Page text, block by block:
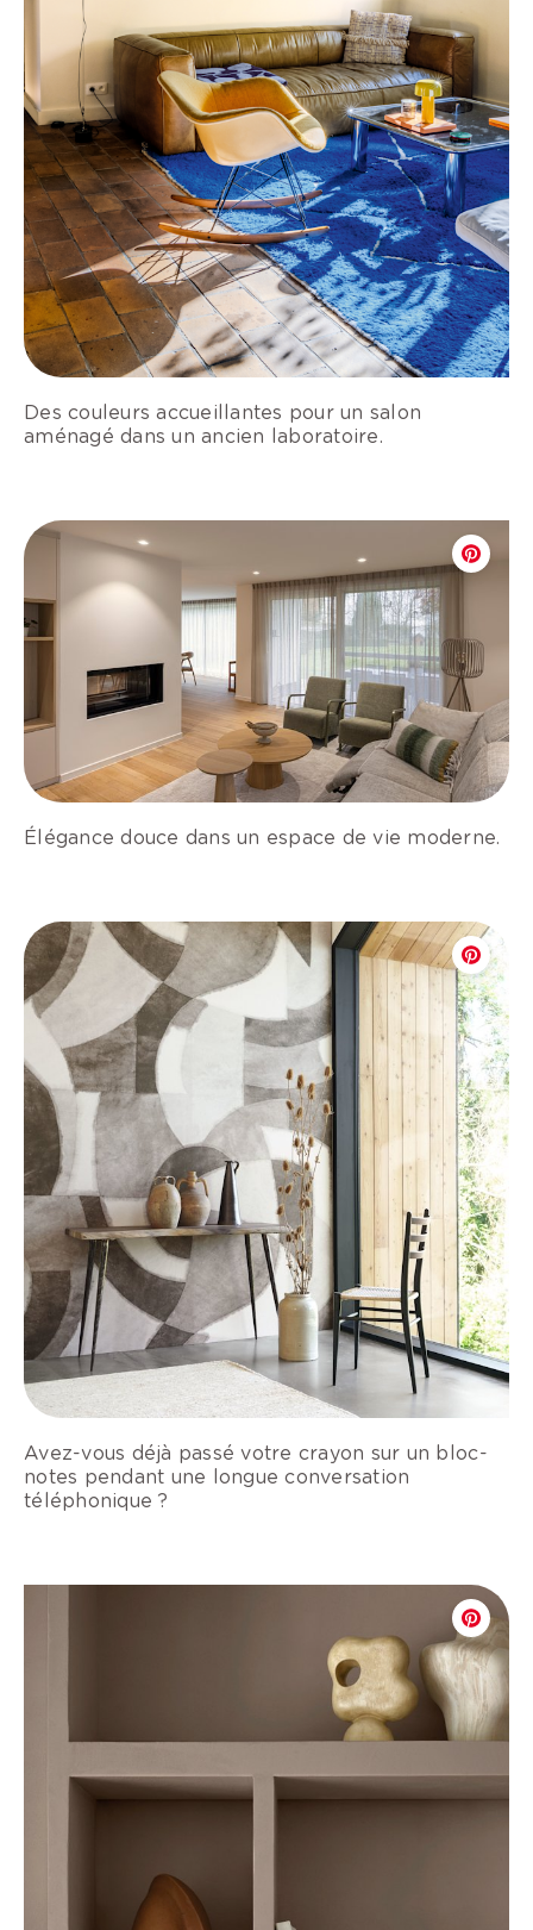
Des couleurs accueillantes pour un salon
aménagé dans un ancien laboratoire.
Élégance douce dans un espace de vie moderne.
Avez-vous déjà passé votre crayon sur un bloc-
notes pendant une longue conversation
téléphonique ?